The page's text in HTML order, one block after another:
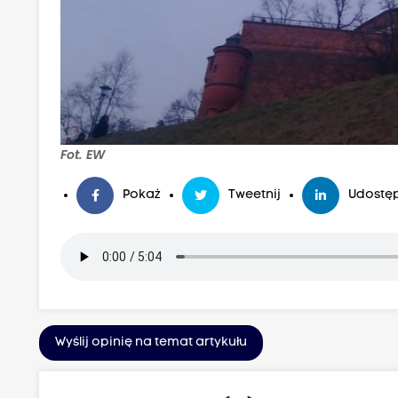
Fot. EW
Pokaż Tweetnij
Wyślij opinię na temat artykułu